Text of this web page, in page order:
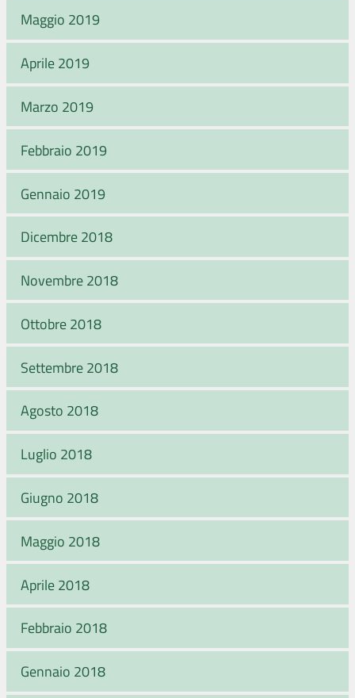
Maggio 2019
Aprile 2019
Marzo 2019
Febbraio 2019
Gennaio 2019
Dicembre 2018
Novembre 2018
Ottobre 2018
Settembre 2018
Agosto 2018
Luglio 2018
Giugno 2018
Maggio 2018
Aprile 2018
Febbraio 2018
Gennaio 2018